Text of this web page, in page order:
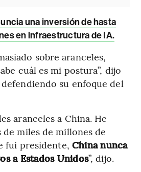
una inversión de hasta
en infraestructura de IA.
sobre aranceles,
cuál es mi postura”, dijo
su enfoque del
aranceles a China. He
miles de millones de
fui presidente, China nunca
a Estados Unidos”, dijo.